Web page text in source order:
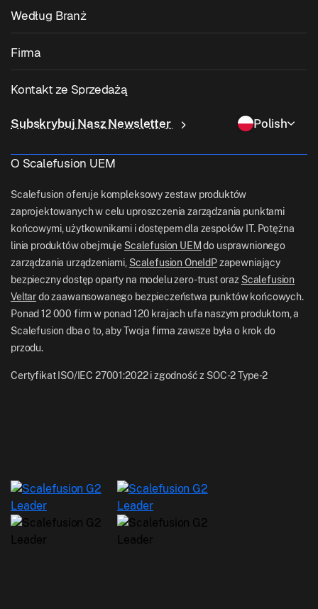
Oprogramowanie Kioskowe
Przynieś Własne Urządzenie (BYOD)
Zarządzanie iOS
Zarządzanie Linuksem
Dostęp Warunkowy
Zdalne Sterowanie
Według Branż
Handel Detaliczny
Logistyka
Firma
Pomoc Techniczna Scalefusion
Blog Scalefusion
Pokój Prasowy
Kariera
Kontakt ze Sprzedażą
sales[at]scalefusion.com
UK: +44-7520-641664
NZ: +64-9-888-4315
India: +91-63694-45500
Subskrybuj Nasz Newsletter Polish
O Scalefusion UEM
Scalefusion oferuje kompleksowy zestaw produktów
zaprojektowanych w celu uproszczenia zarządzania punktami
końcowymi, użytkownikami i dostępem dla zespołów IT. Potężna
linia produktów obejmuje Scalefusion UEM do usprawnionego
zarządzania urządzeniami, Scalefusion OneIdPzapewniający
bezpieczny dostęp oparty na modelu zero-trust oraz Scalefusion
Veltardo zaawansowanego bezpieczeństwa punktów końcowych.
Ponad 12 000 firm w ponad 120 krajach ufa naszym produktom, a
Scalefusion dba o to, aby Twoja firma zawsze była o krok do
przodu.
Certyfikat ISO/IEC 27001:2022 i zgodność z SOC-2 Type-2